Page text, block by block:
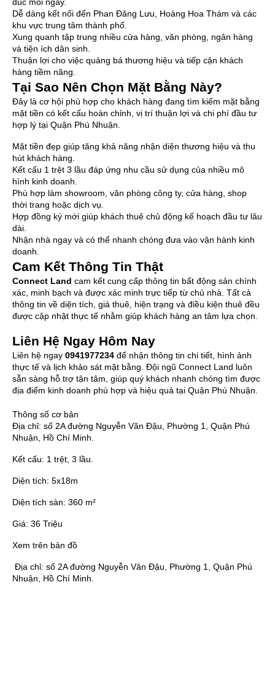
đúc mỗi ngày.
Dễ dàng kết nối đến Phan Đăng Lưu, Hoàng Hoa Thám và các
khu vực trung tâm thành phố.
Xung quanh tập trung nhiều cửa hàng, văn phòng, ngân hàng
và tiện ích dân sinh.
Thuận lợi cho việc quảng bá thương hiệu và tiếp cận khách
hàng tiềm năng.
Tại Sao Nên Chọn Mặt Bằng Này?
Đây là cơ hội phù hợp cho khách hàng đang tìm kiếm mặt bằng
mặt tiền có kết cấu hoàn chỉnh, vị trí thuận lợi và chi phí đầu tư
hợp lý tại Quận Phú Nhuận.
Mặt tiền đẹp giúp tăng khả năng nhận diện thương hiệu và thu
hút khách hàng.
Kết cấu 1 trệt 3 lầu đáp ứng nhu cầu sử dụng của nhiều mô
hình kinh doanh.
Phù hợp làm showroom, văn phòng công ty, cửa hàng, shop
thời trang hoặc dịch vụ.
Hợp đồng ký mới giúp khách thuê chủ động kế hoạch đầu tư lâu
dài.
Nhận nhà ngay và có thể nhanh chóng đưa vào vận hành kinh
doanh.
Cam Kết Thông Tin Thật
Connect Land cam kết cung cấp thông tin bất động sản chính
xác, minh bạch và được xác minh trực tiếp từ chủ nhà. Tất cả
thông tin về diện tích, giá thuê, hiện trạng và điều kiện thuê đều
được cập nhật thực tế nhằm giúp khách hàng an tâm lựa chọn.
Liên Hệ Ngay Hôm Nay
Liên hệ ngay 0941977234 để nhận thông tin chi tiết, hình ảnh
thực tế và lịch khảo sát mặt bằng. Đội ngũ Connect Land luôn
sẵn sàng hỗ trợ tận tâm, giúp quý khách nhanh chóng tìm được
địa điểm kinh doanh phù hợp và hiệu quả tại Quận Phú Nhuận.
Thông số cơ bản
Địa chỉ: số 2A đường Nguyễn Văn Đậu, Phường 1, Quận Phú
Nhuận, Hồ Chí Minh.
Kết cấu: 1 trệt, 3 lầu.
Diện tích: 5x18m
Diện tích sàn: 360 m²
Giá: 36 Triệu
Xem trên bản đồ
Địa chỉ: số 2A đường Nguyễn Văn Đậu, Phường 1, Quận Phú
Nhuận, Hồ Chí Minh.